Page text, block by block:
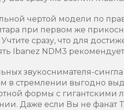
чертой модели по
при первом же
Учтите сразу, что для
Ibanez NDM3
звукоснимателя-
в стремлении выгодно
формы с гигантскими
Даже если Вы не фанат